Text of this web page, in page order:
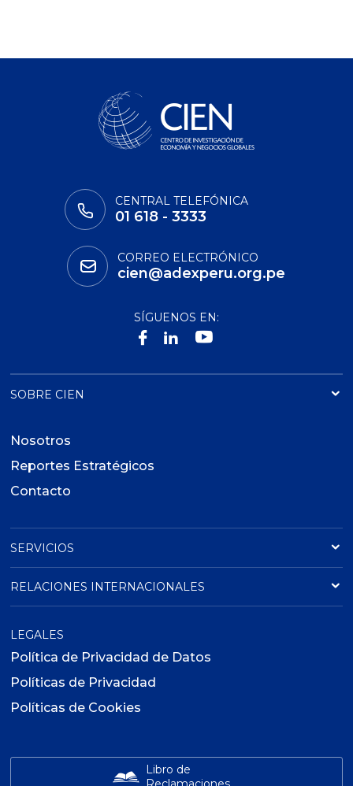
CENTRAL TELEFÓNICA
01 618 - 3333
CORREO ELECTRÓNICO
cien@adexperu.org.pe
SÍGUENOS EN:
SOBRE CIEN
Nosotros
Reportes Estratégicos
Contacto
SERVICIOS
RELACIONES INTERNACIONALES
LEGALES
Política de Privacidad de Datos
Políticas de Privacidad
Políticas de Cookies
Libro de